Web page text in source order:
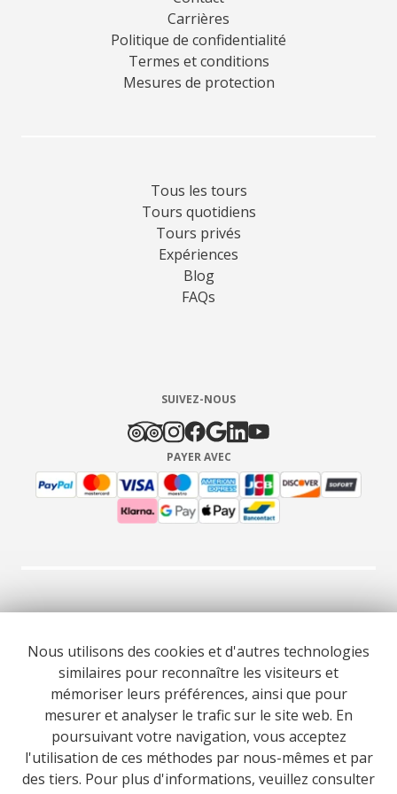
Carrières
Politique de confidentialité
Termes et conditions
Mesures de protection
Tous les tours
Tours quotidiens
Tours privés
Expériences
Blog
FAQs
SUIVEZ-NOUS
PAYER AVEC
RNAAT 309/2015RNAVT 7055
Website co-funded by European Union’s COSME - SMP
Nous utilisons des cookies et d'autres technologies
similaires pour reconnaître les visiteurs et
mémoriser leurs préférences, ainsi que pour
mesurer et analyser le trafic sur le site web. En
poursuivant votre navigation, vous acceptez
l'utilisation de ces méthodes par nous-mêmes et par
des tiers. Pour plus d'informations, veuillez consulter